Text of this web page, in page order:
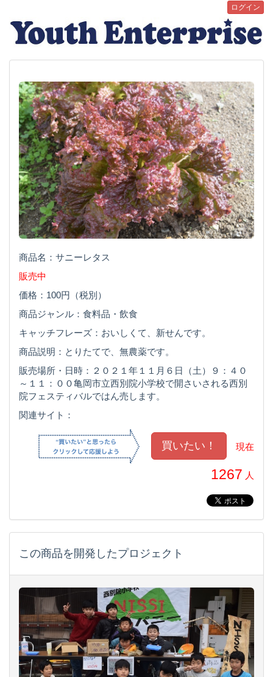
ログイン
商品名：サニーレタス
販売中
価格：100円（税別）
商品ジャンル：食料品・飲食
キャッチフレーズ：おいしくて、新せんです。
商品説明：とりたてで、無農薬です。
販売場所・日時：２０２１年１１月６日（土）９：４０
～１１：００亀岡市立西別院小学校で開さいされる西別
院フェスティバルではん売します。
関連サイト：
現在
1267 人
この商品を開発したプロジェクト